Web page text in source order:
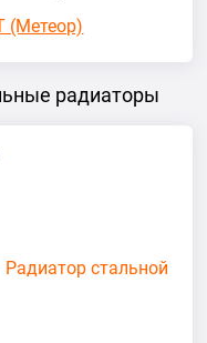
(Метеор)
радиаторы